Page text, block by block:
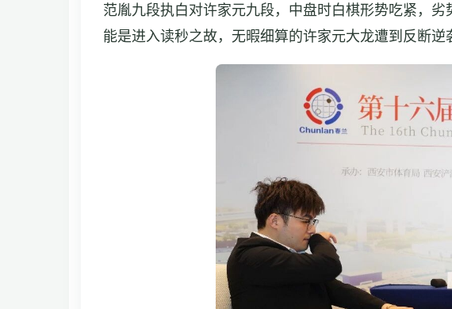
范胤九段执白对许家元九段，中盘时白棋形势吃紧，
能是进入读秒之故，无暇细算的许家元大龙遭到反断